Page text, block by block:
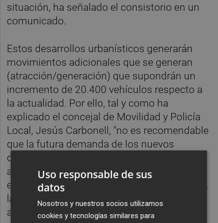
situación, ha señalado el consistorio en un
comunicado.
Estos desarrollos urbanísticos generarán
movimientos adicionales que se generan
(atracción/generación) que supondrán un
incremento de 20.400 vehículos respecto a
la actualidad. Por ello, tal y como ha
explicado el concejal de Movilidad y Policía
Local, Jesús Carbonell, "no es recomendable
que la futura demanda de los nuevos
desarrollos urbanísticos (PAIs) sea
absorbida únicamente por los viales
exclusivamente que existen en la actualidad,
la calle San Vicente, la Carrera de Malilla y la
avenida Ausiàs March".
Uso responsable de sus
datos
Nosotros y nuestros socios utilizamos
cookies y tecnologías similares para